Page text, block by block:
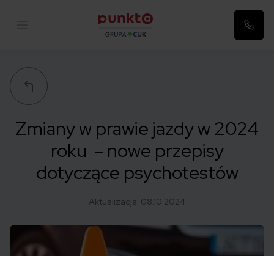
Zmiany w prawie jazdy w 2024
roku – nowe przepisy
dotyczące psychotestów
Aktualizacja: 08.10.2024